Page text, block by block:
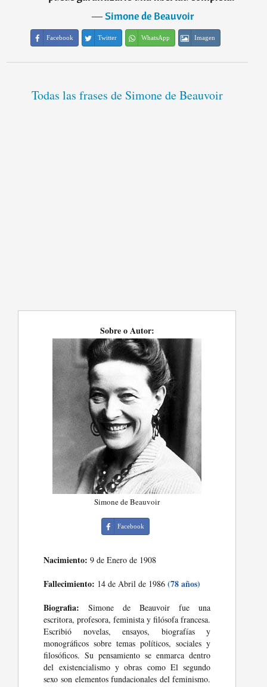
―Simone de Beauvoir
Facebook Twitter WhatsApp Imagen
Todas las frases de Simone de Beauvoir
Sobre o Autor:
Simone de Beauvoir
Facebook
Nacimiento: 9 de Enero de 1908
Fallecimiento: 14 de Abril de 1986(78 años)
Biografia: Simone de Beauvoir fue una
escritora, profesora, feminista y filósofa francesa.
Escribió novelas, ensayos, biografías y
monográficos sobre temas políticos, sociales y
filosóficos. Su pensamiento se enmarca dentro
del existencialismo y obras como El segundo
sexo son elementos fundacionales del feminismo.